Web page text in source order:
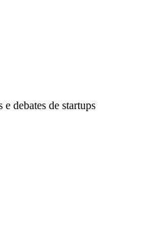
debates de startups